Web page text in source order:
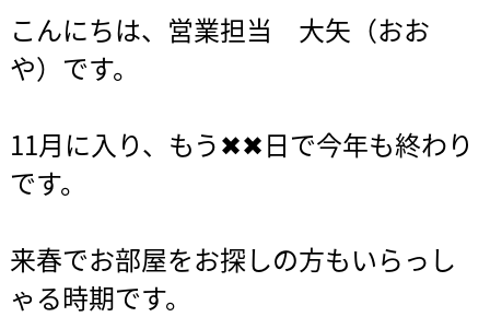
こんにちは、営業担当 大矢（おお
や）です。
11月に入り、もう✖✖日で今年も終わり
です。
来春でお部屋をお探しの方もいらっし
ゃる時期です。